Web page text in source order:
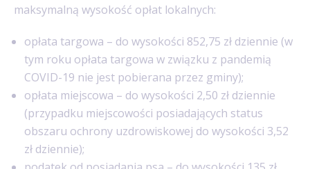
maksymalną wysokość opłat lokalnych:
opłata targowa – do wysokości 852,75 zł dziennie (w
tym roku opłata targowa w związku z pandemią
COVID-19 nie jest pobierana przez gminy);
opłata miejscowa – do wysokości 2,50 zł dziennie
(przypadku miejscowości posiadających status
obszaru ochrony uzdrowiskowej do wysokości 3,52
zł dziennie);